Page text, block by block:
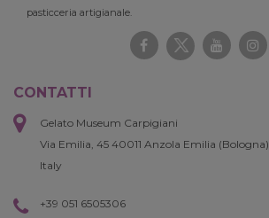
pasticceria artigianale.
CONTATTI
Gelato Museum Carpigiani
Via Emilia, 45 40011 Anzola Emilia (Bologna)
Italy
+39 051 6505306